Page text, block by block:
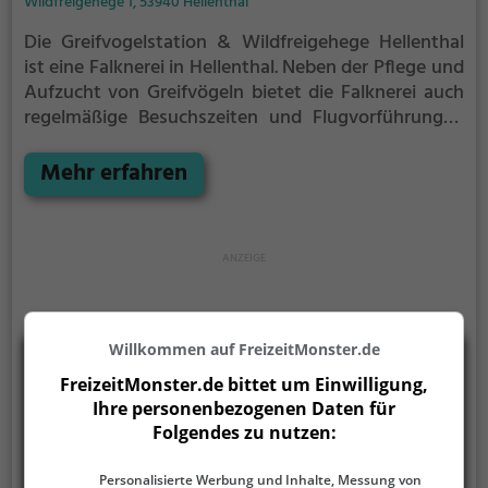
Die Greifvogelstation & Wildfreigehege Hellenthal
ist eine Falknerei in Hellenthal.Neben der Pflege und
Aufzucht von Greifvögeln bietet die Falknerei auch
regelmäßige Besuchszeiten und Flugvorführungen
du auf der Website
Mehr erfahren
Willkommen auf FreizeitMonster.de
FreizeitMonster.de bittet um Einwilligung,
Ihre personenbezogenen Daten für
Folgendes zu nutzen:
Personalisierte Werbung und Inhalte, Messung von